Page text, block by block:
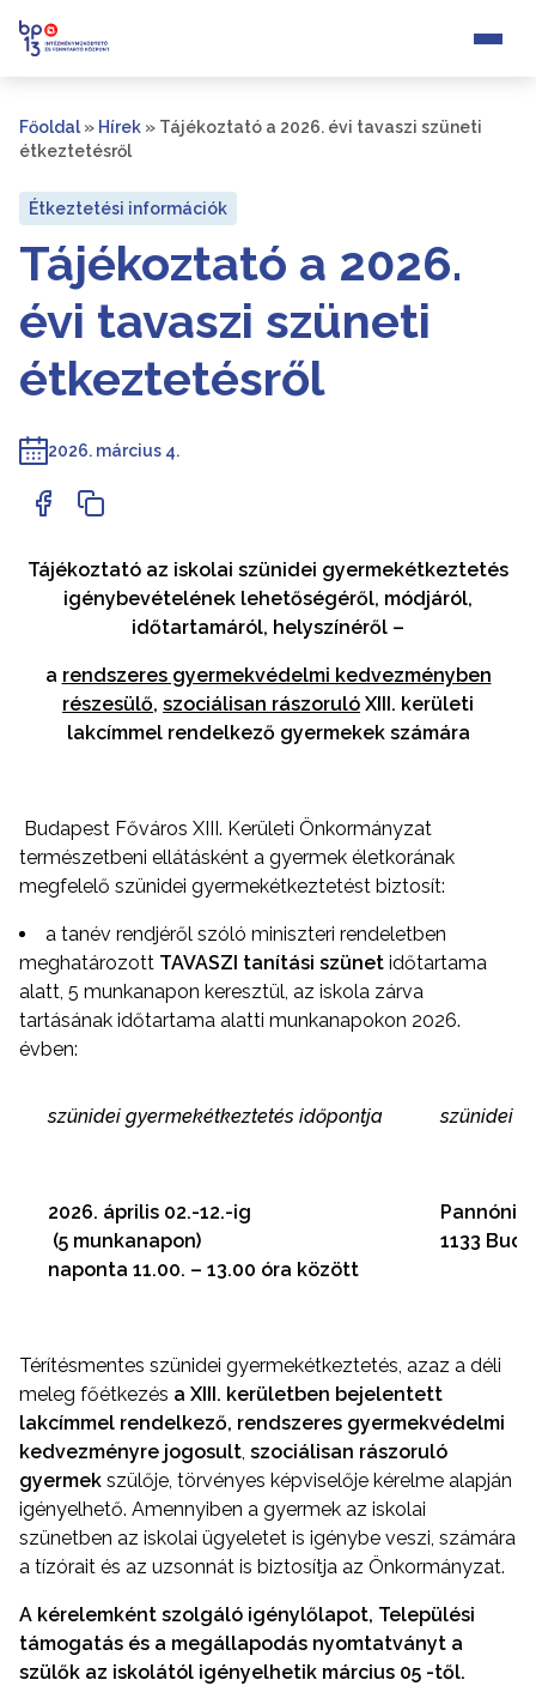
Főoldal » Hírek » Tájékoztató a 2026. évi tavaszi szüneti
étkeztetésről
Étkeztetési információk
Tájékoztató a 2026.
évi tavaszi szüneti
étkeztetésről
2026. március 4.
Tájékoztató az iskolai szünidei gyermekétkeztetés
igénybevételének lehetőségéről, módjáról,
időtartamáról, helyszínéről –
a rendszeres gyermekvédelmi kedvezményben
részesülő, szociálisan rászoruló XIII. kerületi
lakcímmel rendelkező gyermekek számára
Budapest Főváros XIII. Kerületi Önkormányzat
természetbeni ellátásként a gyermek életkorának
megfelelő szünidei gyermekétkeztetést biztosít:
a tanév rendjéről szóló miniszteri rendeletben
meghatározott TAVASZI tanítási szünet időtartama
alatt, 5 munkanapon keresztül, az iskola zárva
tartásának időtartama alatti munkanapokon 2026.
évben:
szünidei gyermekétkeztetés időpontja szünidei
2026. április 02.-12.-ig
(5 munkanapon)
naponta 11.00. – 13.00 óra között
1133
Térítésmentes szünidei gyermekétkeztetés, azaz a déli
meleg főétkezés a XIII. kerületben bejelentett
lakcímmel rendelkező, rendszeres gyermekvédelmi
kedvezményre jogosult, szociálisan rászoruló
gyermek szülője, törvényes képviselője kérelme alapján
igényelhető. Amennyiben a gyermek az iskolai
szünetben az iskolai ügyeletet is igénybe veszi, számára
a tízórait és az uzsonnát is biztosítja az Önkormányzat.
A kérelemként szolgáló igénylőlapot, Települési
támogatás és a megállapodás nyomtatványt a
szülők az iskolától igényelhetik március 05 -től.